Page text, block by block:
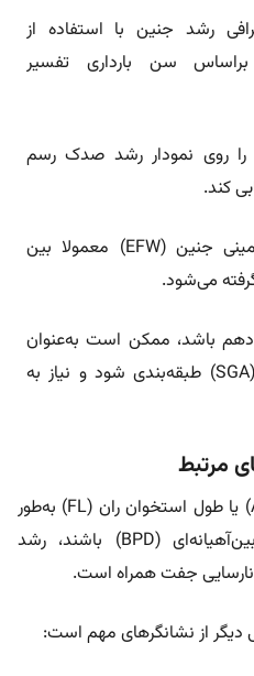
رشد جنین با استفاده از
براساس سن بارداری تفسیر
روی نمودار رشد صدک رسم
کند.
محدوده طبیعی وزن تخمینی جنین (EFW) معمولا بین
باشد، ممکن است به‌عنوان
کوچک برای سن بارداری (SGA) طبقه‌بندی شود و نیاز به
مرتبط
اگر مقادیری مانند دور شکم (AC) یا طول استخوان ران (FL) به‌طور
قابل‌توجهی کوچک‌تر از قطر بین‌آهیانه‌ای (BPD) باشند، رشد
جفت همراه است.